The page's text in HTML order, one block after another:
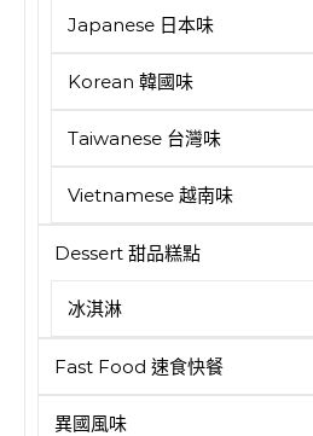
Japanese 日本味
Korean 韓國味
Taiwanese 台灣味
Vietnamese 越南味
Dessert 甜品糕點
冰淇淋
Fast Food 速食快餐
異國風味